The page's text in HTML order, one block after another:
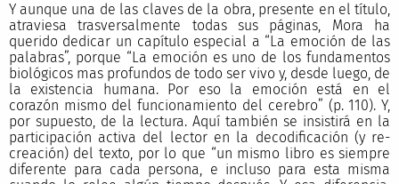
Y aunque una de las claves de la obra, presente en el título,
atraviesa trasversalmente todas sus páginas, Mora ha
querido dedicar un capítulo especial a “La emoción de las
palabras”, porque “La emoción es uno de los fundamentos
biológicos mas profundos de todo ser vivo y, desde luego, de
la existencia humana. Por eso la emoción está en el
corazón mismo del funcionamiento del cerebro” (p. 110). Y,
por supuesto, de la lectura. Aquí también se insistirá en la
participación activa del lector en la decodificación (y re-
creación) del texto, por lo que “un mismo libro es siempre
diferente para cada persona, e incluso para esta misma